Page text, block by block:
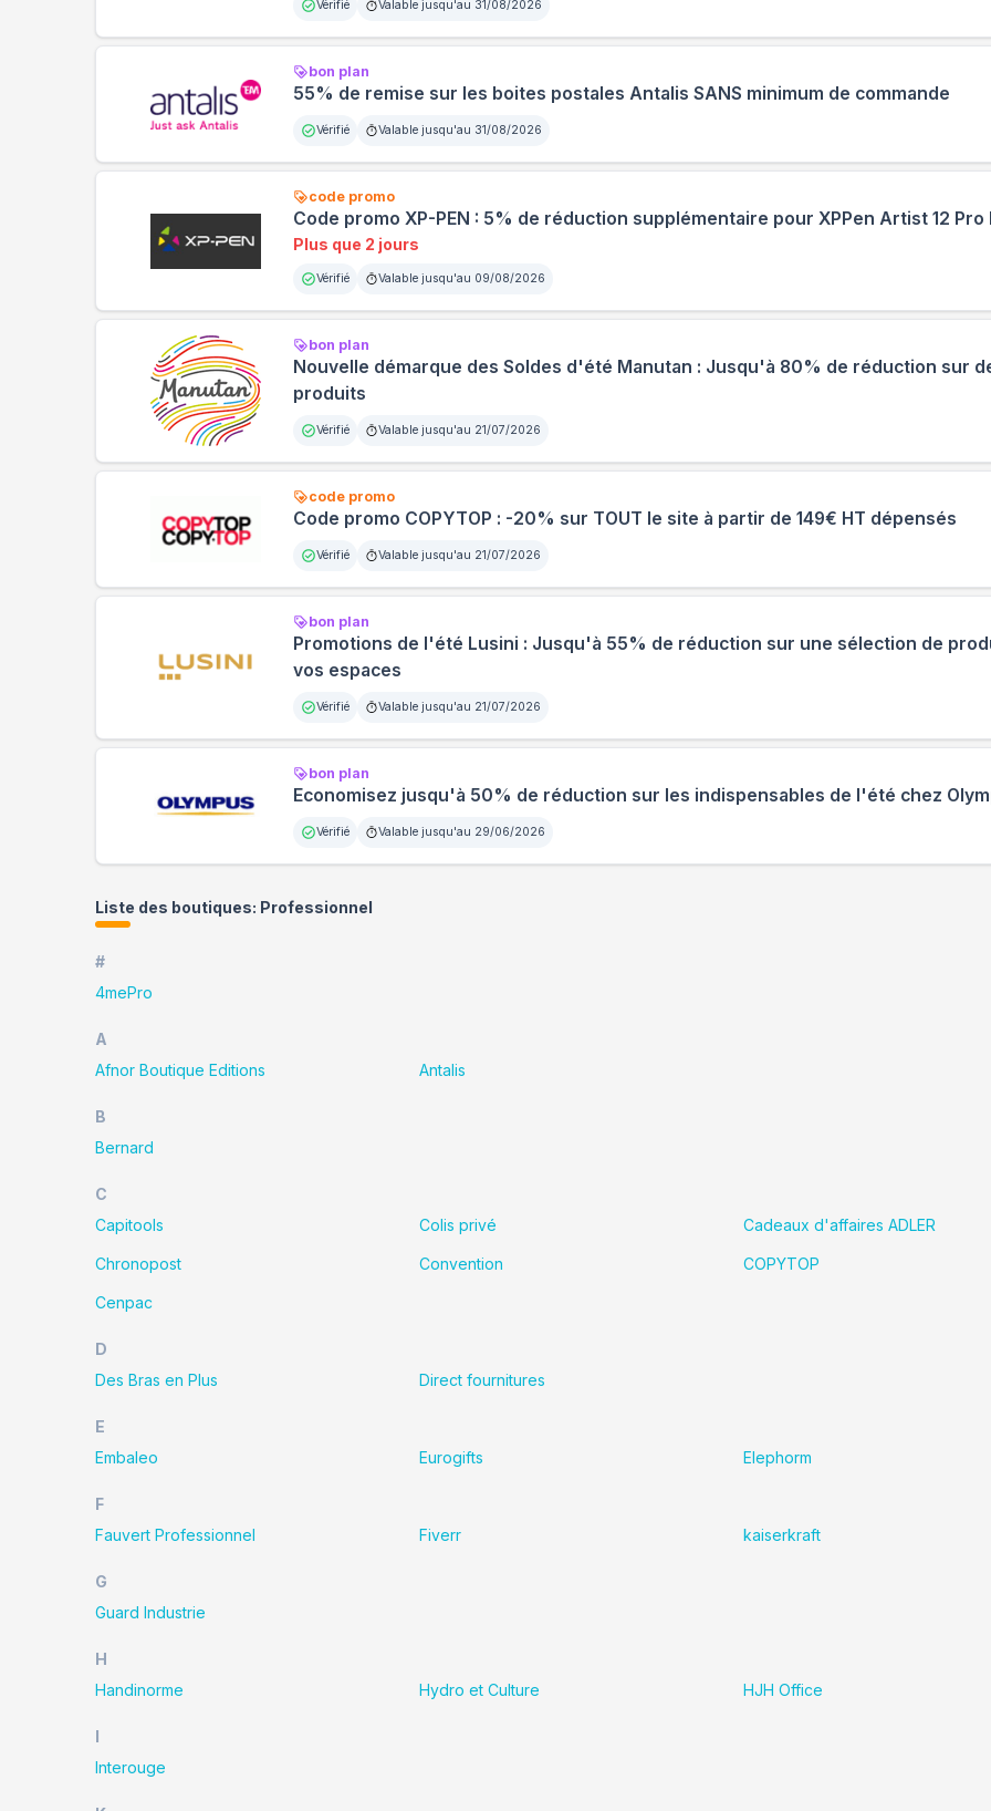
Vérifié Valable jusqu'au 31/08/2026
bon plan
55% de remise sur les boites postales Antalis SANS minimum de commande
Vérifié Valable jusqu'au 31/08/2026
code promo
Code promo XP-PEN : 5% de réduction supplémentaire pour XPPen Artist 12 Pro
Plus que 2 jours
Vérifié Valable jusqu'au 09/08/2026
bon plan
Nouvelle démarque des Soldes d'été Manutan : Jusqu'à 80% de réduction sur
produits
Vérifié Valable jusqu'au 21/07/2026
code promo
Code promo COPYTOP : -20% sur TOUT le site à partir de 149€ HT dépensés
Vérifié Valable jusqu'au 21/07/2026
bon plan
Promotions de l'été Lusini : Jusqu'à 55% de réduction sur une sélection de
vos espaces
Vérifié Valable jusqu'au 21/07/2026
bon plan
Economisez jusqu'à 50% de réduction sur les indispensables de l'été chez
Vérifié Valable jusqu'au 29/06/2026
Liste des boutiques: Professionnel
#
4mePro
A
Afnor Boutique Editions
Antalis
B
Bernard
C
Capitools
Colis privé Cadeaux d'affaires ADLER
Chronopost Convention COPYTOP
Cenpac
D
Des Bras en Plus
Direct fournitures
E
Embaleo
Eurogifts Elephorm
F
Fauvert Professionnel
Fiverr kaiserkraft
G
Guard Industrie
H
Handinorme
Hydro et Culture HJH Office
I
Interouge